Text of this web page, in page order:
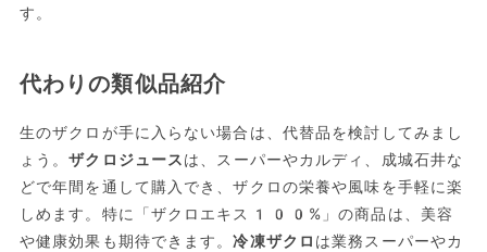
す。
代わりの類似品紹介
生のザクロが手に入らない場合は、代替品を検討してみまし
ょう。ザクロジュースは、スーパーやカルディ、成城石井な
どで年間を通して購入でき、ザクロの栄養や風味を手軽に楽
しめます。特に「ザクロエキス100%」の商品は、美容
や健康効果も期待できます。冷凍ザクロ は業務スーパーやカ